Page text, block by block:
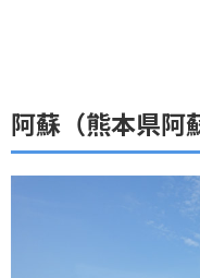
阿蘇（熊本県阿